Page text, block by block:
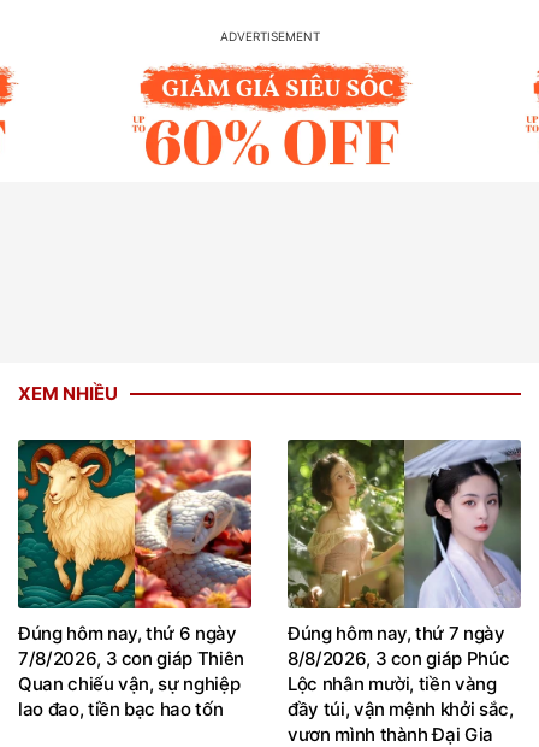
XEM NHIỀU
Đúng hôm nay, thứ 6 ngày
7/8/2026, 3 con giáp Thiên
Quan chiếu vận, sự nghiệp
lao đao, tiền bạc hao tốn
Đúng hôm nay, thứ 7 ngày
8/8/2026, 3 con giáp Phúc
Lộc nhân mười, tiền vàng
đầy túi, vận mệnh khởi sắc,
vươn mình thành Đại Gia